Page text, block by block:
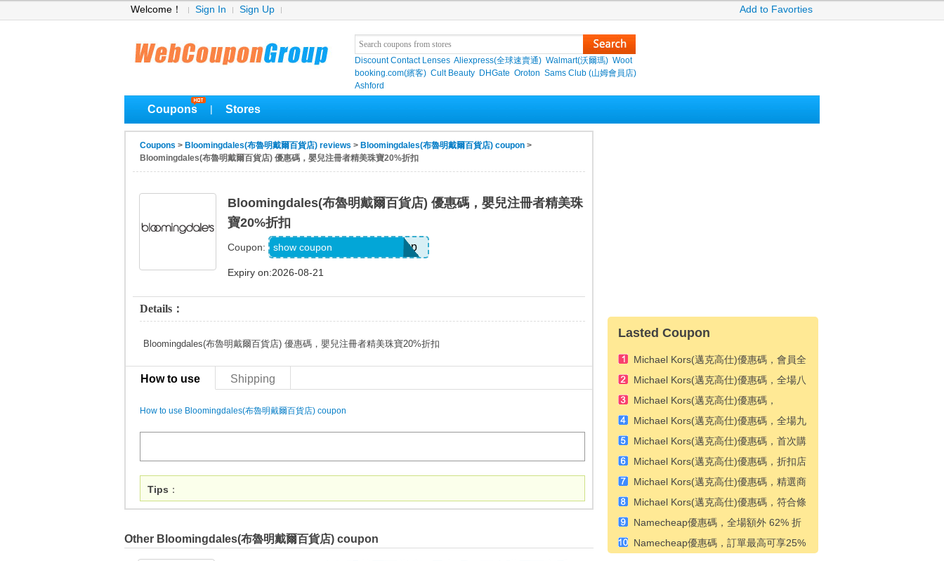
Welcome！ Sign In Sign Up Add to Favorties
Discount Contact Lenses Aliexpress(全球速賣通) Walmart(沃爾瑪) Woot
booking.com(繽客) Cult Beauty DHGate Oroton Sams Club (山姆會員店)
Ashford
Coupons Stores
Coupons > Bloomingdales(布魯明戴爾百貨店) reviews > Bloomingdales(布魯明戴爾百貨店) coupon >
Bloomingdales(布魯明戴爾百貨店) 優惠碼，嬰兒注冊者精美珠寶20%折扣
Bloomingdales(布魯明戴爾百貨店) 優惠碼，嬰兒注冊者精美珠
寶20%折扣
Coupon: Code Provided with Signup
show coupon
Expiry on:2026-08-21
Details：
Bloomingdales(布魯明戴爾百貨店) 優惠碼，嬰兒注冊者精美珠寶20%折扣
How to use Shipping
How to use Bloomingdales(布魯明戴爾百貨店) coupon
Tips ：
Other Bloomingdales(布魯明戴爾百貨店) coupon
Lasted Coupon
Michael Kors(邁克高仕)優惠碼，會員全
場25%折扣
Michael Kors(邁克高仕)優惠碼，全場八
五折優惠
Michael Kors(邁克高仕)優惠碼，
KORSVIP 會員可額外享受 25% 折扣
Michael Kors(邁克高仕)優惠碼，全場九
折優惠
Michael Kors(邁克高仕)優惠碼，首次購
買九折優惠
Michael Kors(邁克高仕)優惠碼，折扣店
款式額外 10% 折扣
Michael Kors(邁克高仕)優惠碼，精選商
品額外 10% 折扣
Michael Kors(邁克高仕)優惠碼，符合條
件的奧特萊斯款式可額外享受 15% 折扣
Namecheap優惠碼，全場額外 62% 折
扣
Namecheap優惠碼，訂單最高可享25%